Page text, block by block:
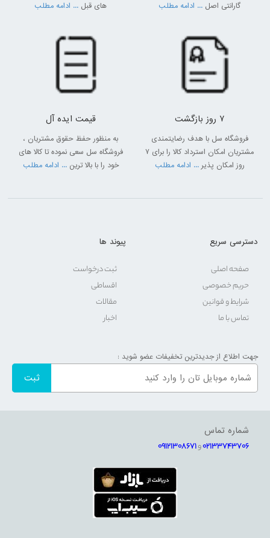
گارانتی اصل ... ادامه مطلب
های قبل ... ادامه مطلب
7 روز بازگشت
فروشگاه سل با هدف رضایتمندی
مشتریان امکان استرداد کالا را برای 7
روز امکان پذیر... ادامه مطلب
قیمت ایده آل
به منظور حفظ حقوق مشتریان ،
فروشگاه سل سعی نموده تا کالا های
خود را با بالا ترین ... ادامه مطلب
دسترسی سریع
صفحه اصلی
حریم خصوصی
شرایط و قوانین
تماس با ما
پیوند ها
ثبت درخواست
اقساطی
مقالات
اخبار
جهت اطلاع از جدیدترین تخفیفات عضو شوید :
شماره تماس
02133743706و09121308671